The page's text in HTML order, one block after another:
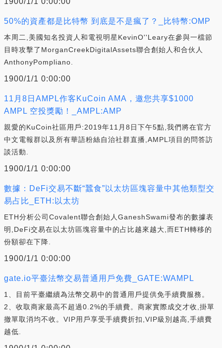
50%的資產都是比特幣 到底是不是瘋了？_比特幣:OMP
本周二,美國知名投資人和電視明星KevinO''Leary在參與一檔節
目時攻擊了MorganCreekDigitalAssets聯合創始人和合伙人
AnthonyPompliano.
1900/1/1 0:00:00
11月8日AMPL作客KuCoin AMA，邀您共享$1000
AMPL 空投獎勵！_AMPL:AMP
親愛的KuCoin社區用戶:2019年11月8日下午5點,我們將在官方
中文電報群以及所有華語粉絲自治社群直播,AMPL項目的問答訪
談活動.
1900/1/1 0:00:00
數據：DeFi交易不斷“蠶食”以太坊區塊容量中其他類型交
易占比_ETH:以太坊
ETH分析公司Covalent聯合創始人GaneshSwami發布的數據表
明,DeFi交易在以太坊區塊容量中的占比越來越大,而ETH轉移的
份額卻在下降.
1900/1/1 0:00:00
gate.io平臺法幣交易普通用戶免費_GATE:WAMPL
1、目前平臺繼續為法幣交易中的普通用戶提供免手續費服務。
2、收取商家最高不超過0.2%的手續費。商家實際成交才收,掛單
撤單取消均不收。VIP用戶享受手續費折扣,VIP級別越高,手續費
越低.